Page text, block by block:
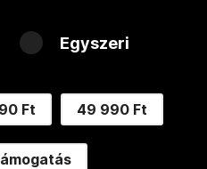
Egyszeri
Ft 49 990 Ft